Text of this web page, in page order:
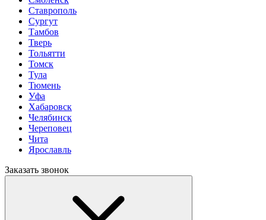
Ставрополь
Сургут
Тамбов
Тверь
Тольятти
Томск
Тула
Тюмень
Уфа
Хабаровск
Челябинск
Череповец
Чита
Ярославль
Заказать звонок